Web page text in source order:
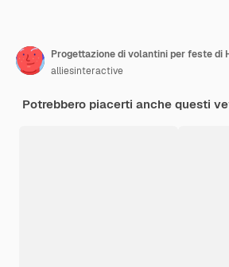
alliesinteractive
Potrebbero piacerti anche questi